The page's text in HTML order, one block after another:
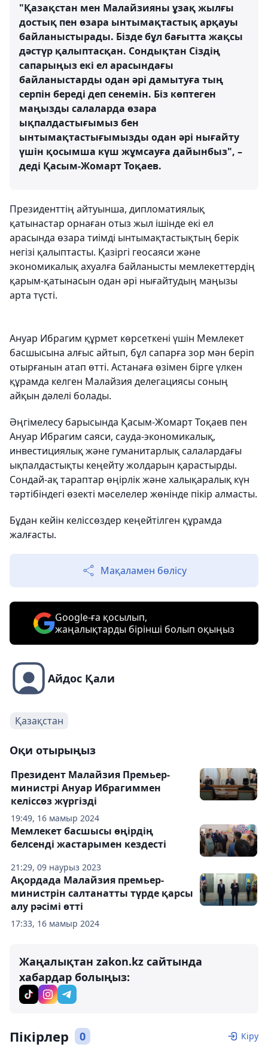
"Қазақстан мен Малайзияны ұзақ жылғы
достық пен өзара ынтымақтастық арқауы
байланыстырады. Бізде бұл бағытта жақсы
дәстүр қалыптасқан. Сондықтан Сіздің
сапарыңыз екі ел арасындағы
байланыстарды одан әрі дамытуға тың
серпін береді деп сенемін. Біз көптеген
маңызды салаларда өзара
ықпалдастығымыз бен
ынтымақтастығымызды одан әрі нығайту
үшін қосымша күш жұмсауға дайынбыз", –
деді Қасым-Жомарт Тоқаев.
Президенттің айтуынша, дипломатиялық
қатынастар орнаған отыз жыл ішінде екі ел
арасында өзара тиімді ынтымақтастықтың берік
негізі қалыптасты. Қазіргі геосаяси және
экономикалық ахуалға байланысты мемлекеттердің
қарым-қатынасын одан әрі нығайтудың маңызы
арта түсті.
Ануар Ибрагим құрмет көрсеткені үшін Мемлекет
басшысына алғыс айтып, бұл сапарға зор мән беріп
отырғанын атап өтті. Астанаға өзімен бірге үлкен
құрамда келген Малайзия делегациясы соның
айқын дәлелі болады.
Әңгімелесу барысында Қасым-Жомарт Тоқаев пен
Ануар Ибрагим саяси, сауда-экономикалық,
инвестициялық және гуманитарлық салалардағы
ықпалдастықты кеңейту жолдарын қарастырды.
Сондай-ақ тараптар өңірлік және халықаралық күн
тәртібіндегі өзекті мәселелер жөнінде пікір алмасты.
Бұдан кейін келіссөздер кеңейтілген құрамда
жалғасты.
Мақаламен бөлісу
Google-ға қосылып,
жаңалықтарды бірінші болып оқыңыз
Айдос Қали
Қазақстан
Оқи отырыңыз
19:49, 16 мамыр 2024
Президент Малайзия Премьер-
министрі Ануар Ибрагиммен
келіссөз жүргізді
21:29, 09 наурыз 2023
Мемлекет басшысы өңірдің
белсенді жастарымен кездесті
17:33, 16 мамыр 2024
Ақордада Малайзия премьер-
министрін салтанатты түрде қарсы
алу рәсімі өтті
Жаңалықтан zakon.kz сайтында
хабардар болыңыз:
Пікірлер 0 Кіру